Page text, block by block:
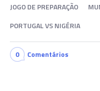
JOGO DE PREPARAÇÃO
PORTUGAL VS NIGÉRIA
0 Comentários